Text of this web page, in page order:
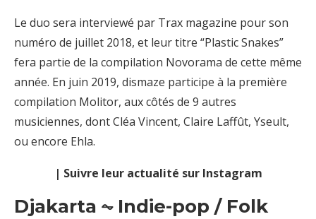
Le duo sera interviewé par Trax magazine pour son
numéro de juillet 2018, et leur titre “Plastic Snakes”
fera partie de la compilation Novorama de cette même
année. En juin 2019, dismaze participe à la première
compilation Molitor, aux côtés de 9 autres
musiciennes, dont Cléa Vincent, Claire Laffût, Yseult,
ou encore Ehla.
| Suivre leur actualité sur Instagram
Djakarta ⏦ Indie-pop / Folk